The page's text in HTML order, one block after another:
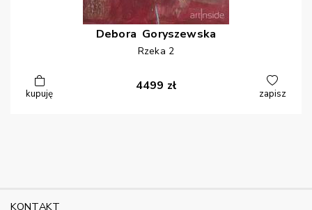
Debora Goryszewska
Rzeka 2
kupuję
4499 zł
zapisz
KONTAKT